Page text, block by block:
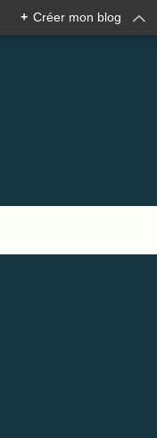
+ Créer mon blog